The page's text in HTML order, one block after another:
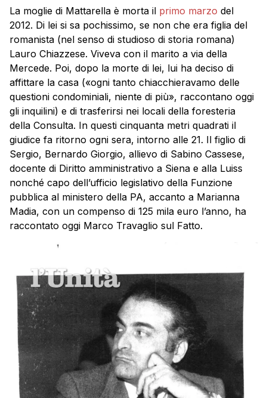
La moglie di Mattarella è morta il primo marzo del
2012. Di lei si sa pochissimo, se non che era figlia del
romanista (nel senso di studioso di storia romana)
Lauro Chiazzese. Viveva con il marito a via della
Mercede. Poi, dopo la morte di lei, lui ha deciso di
affittare la casa («ogni tanto chiacchieravamo delle
questioni condominiali, niente di più», raccontano oggi
gli inquilini) e di trasferirsi nei locali della foresteria
della Consulta. In questi cinquanta metri quadrati il
giudice fa ritorno ogni sera, intorno alle 21. Il figlio di
Sergio, Bernardo Giorgio, allievo di Sabino Cassese,
docente di Diritto amministrativo a Siena e alla Luiss
nonché capo dell’ufficio legislativo della Funzione
pubblica al ministero della PA, accanto a Marianna
Madia, con un compenso di 125 mila euro l’anno, ha
raccontato oggi Marco Travaglio sul Fatto.